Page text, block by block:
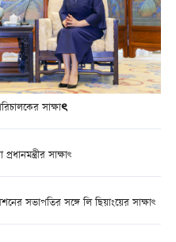
সাক্ষাৎ
সাক্ষাৎ
সভাপতির সঙ্গে লি ছিয়াংয়ের সাক্ষাৎ